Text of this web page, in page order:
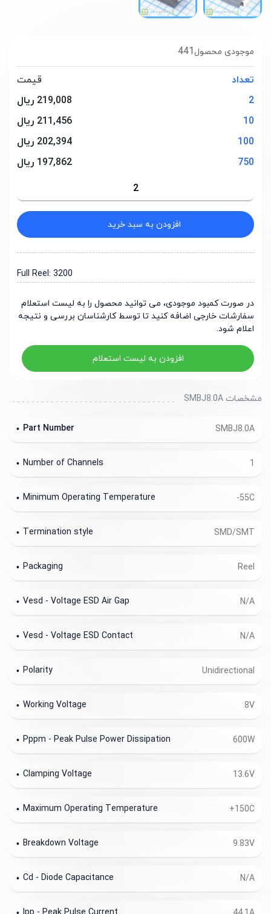
441 موجودی محصول
تعداد
قیمت
2
219,008 ریال
10
211,456 ریال
100
202,394 ریال
750
197,862 ریال
افزودن به سبد خرید
Full Reel: 3200
در صورت کمبود موجودی، می توانید محصول را به لیست استعلام
سفارشات خارجی اضافه کنید تا توسط کارشناسان بررسی و نتیجه
اعلام شود.
افزودن به لیست استعلام
مشخصات SMBJ8.0A
SMBJ8.0A
Part Number
1
Number of Channels
-55C
Minimum Operating Temperature
SMD/SMT
Termination style
Reel
Packaging
N/A
Vesd - Voltage ESD Air Gap
N/A
Vesd - Voltage ESD Contact
Unidirectional
Polarity
8V
Working Voltage
600W
Pppm - Peak Pulse Power Dissipation
13.6V
Clamping Voltage
+150C
Maximum Operating Temperature
9.83V
Breakdown Voltage
N/A
Cd - Diode Capacitance